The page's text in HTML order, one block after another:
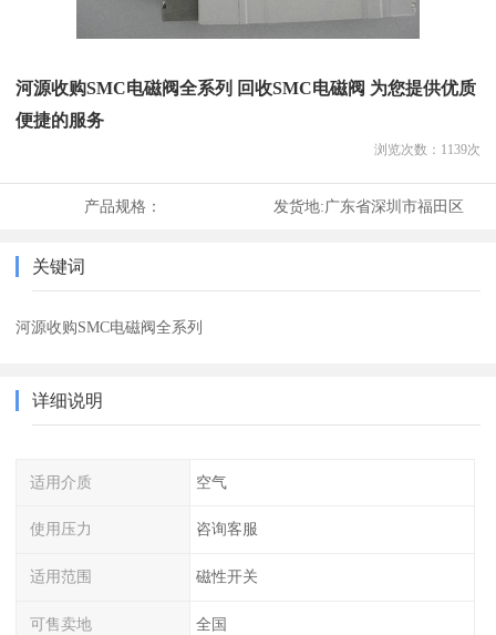
河源收购SMC电磁阀全系列 回收SMC电磁阀 为您提供优质
便捷的服务
浏览次数： 1139次
产品规格： 发货地:广东省深圳市福田区
关键词
河源收购SMC电磁阀全系列
详细说明
适用介质 空气
使用压力 咨询客服
适用范围 磁性开关
可售卖地 全国